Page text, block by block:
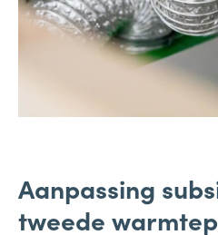
Aanpassing
tweede